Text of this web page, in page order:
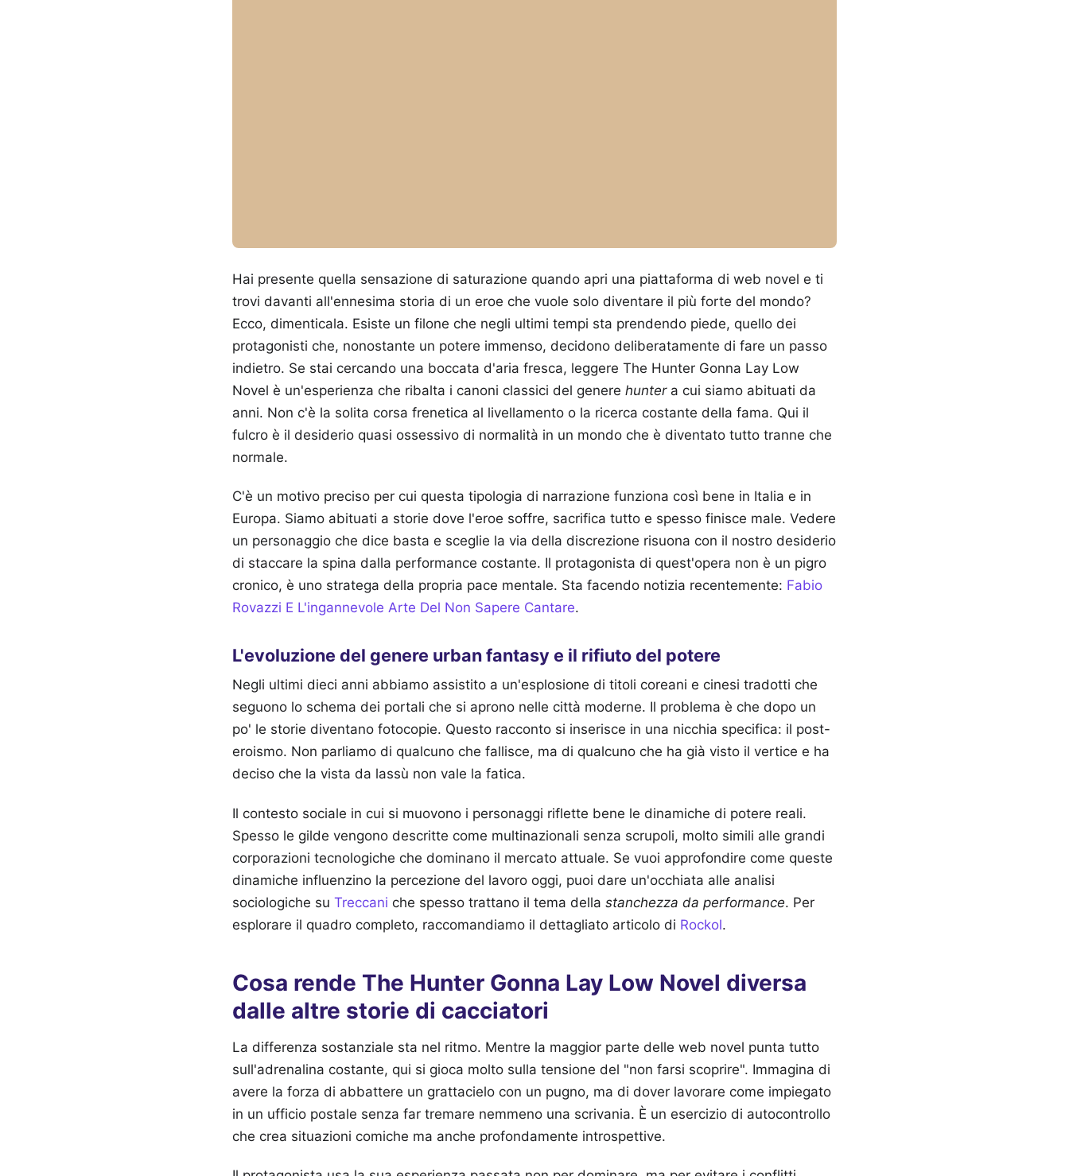
Hai presente quella sensazione di saturazione quando apri una piattaforma di web novel e ti
trovi davanti all'ennesima storia di un eroe che vuole solo diventare il più forte del mondo?
Ecco, dimenticala. Esiste un filone che negli ultimi tempi sta prendendo piede, quello dei
protagonisti che, nonostante un potere immenso, decidono deliberatamente di fare un passo
indietro. Se stai cercando una boccata d'aria fresca, leggere The Hunter Gonna Lay Low
Novel è un'esperienza che ribalta i canoni classici del genere huntera cui siamo abituati da
anni. Non c'è la solita corsa frenetica al livellamento o la ricerca costante della fama. Qui il
fulcro è il desiderio quasi ossessivo di normalità in un mondo che è diventato tutto tranne che
normale.
C'è un motivo preciso per cui questa tipologia di narrazione funziona così bene in Italia e in
Europa. Siamo abituati a storie dove l'eroe soffre, sacrifica tutto e spesso finisce male. Vedere
un personaggio che dice basta e sceglie la via della discrezione risuona con il nostro desiderio
di staccare la spina dalla performance costante. Il protagonista di quest'opera non è un pigro
cronico, è uno stratega della propria pace mentale. Sta facendo notizia recentemente: Fabio
Rovazzi E L'ingannevole Arte Del Non Sapere Cantare.
L'evoluzione del genere urban fantasy e il rifiuto del potere
Negli ultimi dieci anni abbiamo assistito a un'esplosione di titoli coreani e cinesi tradotti che
seguono lo schema dei portali che si aprono nelle città moderne. Il problema è che dopo un
po' le storie diventano fotocopie. Questo racconto si inserisce in una nicchia specifica: il post-
eroismo. Non parliamo di qualcuno che fallisce, ma di qualcuno che ha già visto il vertice e ha
deciso che la vista da lassù non vale la fatica.
Il contesto sociale in cui si muovono i personaggi riflette bene le dinamiche di potere reali.
Spesso le gilde vengono descritte come multinazionali senza scrupoli, molto simili alle grandi
corporazioni tecnologiche che dominano il mercato attuale. Se vuoi approfondire come queste
dinamiche influenzino la percezione del lavoro oggi, puoi dare un'occhiata alle analisi
sociologiche su Treccani che spesso trattano il tema della stanchezza da performance. Per
esplorare il quadro completo, raccomandiamo il dettagliato articolo di Rockol.
Cosa rende The Hunter Gonna Lay Low Novel diversa
dalle altre storie di cacciatori
La differenza sostanziale sta nel ritmo. Mentre la maggior parte delle web novel punta tutto
sull'adrenalina costante, qui si gioca molto sulla tensione del "non farsi scoprire". Immagina di
avere la forza di abbattere un grattacielo con un pugno, ma di dover lavorare come impiegato
in un ufficio postale senza far tremare nemmeno una scrivania. È un esercizio di autocontrollo
che crea situazioni comiche ma anche profondamente introspettive.